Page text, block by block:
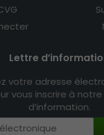
Lettre
votre adresse
vous inscrire à
d’information.